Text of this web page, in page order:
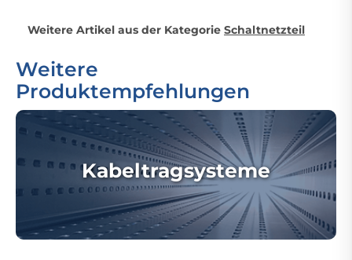
Weitere Artikel aus der Kategorie Schaltnetzteil
Weitere
Produktempfehlungen
Kabeltragsysteme